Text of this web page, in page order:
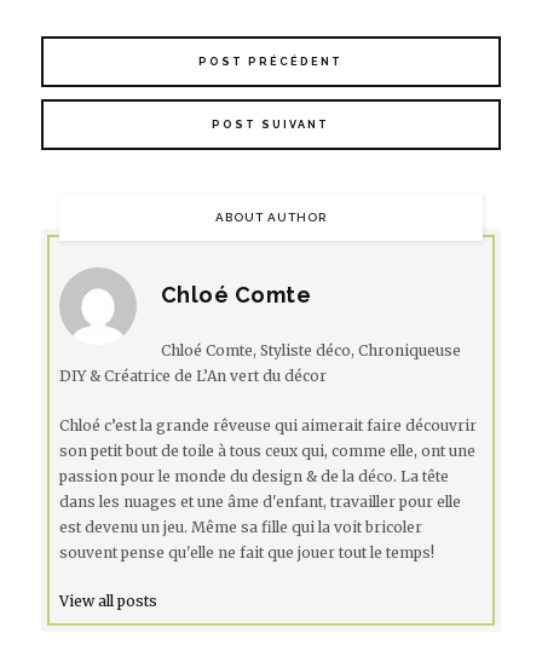
POST PRÉCÉDENT
POST SUIVANT
ABOUT AUTHOR
Chloé Comte
Chloé Comte, Styliste déco, Chroniqueuse
DIY & Créatrice de L’An vert du décor
Chloé c’est la grande rêveuse qui aimerait faire découvrir
son petit bout de toile à tous ceux qui, comme elle, ont une
passion pour le monde du design & de la déco. La tête
dans les nuages et une âme d'enfant, travailler pour elle
est devenu un jeu. Même sa fille qui la voit bricoler
souvent pense qu'elle ne fait que jouer tout le temps!
View all posts